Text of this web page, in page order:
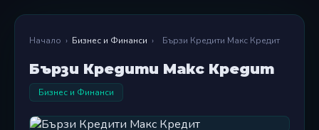
Начало › Бизнес и Финанси › Бързи Кредити Макс Кредит
Бързи Кредити Макс Кредит
Бизнес и Финанси